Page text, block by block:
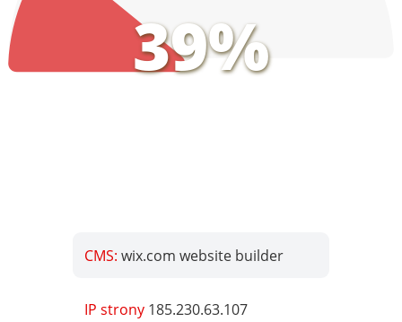
39%
CMS:wix.com website builder
IP strony 185.230.63.107